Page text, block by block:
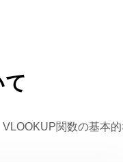
関数の基本